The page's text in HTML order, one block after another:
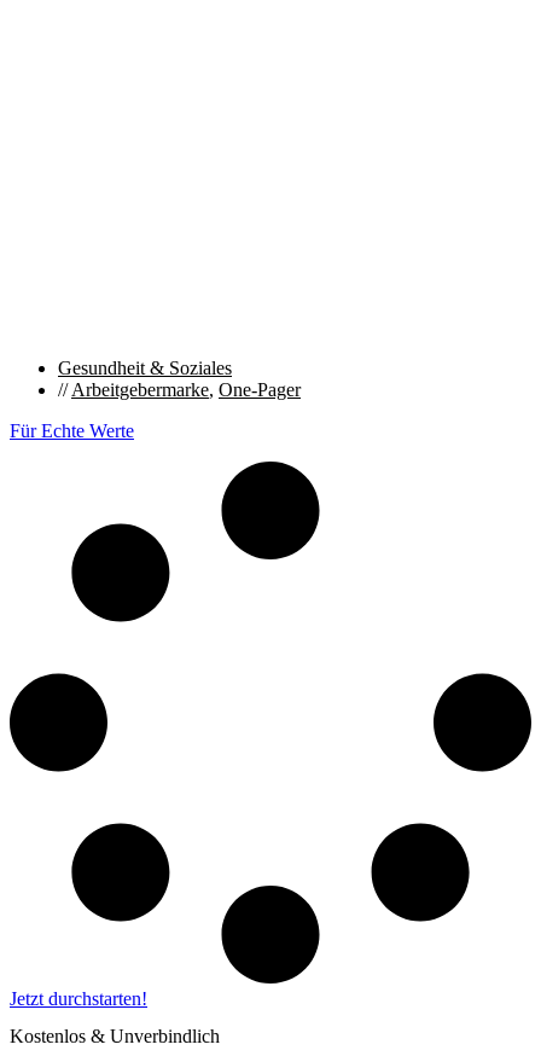
Gesundheit & Soziales
// Arbeitgebermarke, One-Pager
Für Echte Werte
Jetzt durchstarten!
Kostenlos & Unverbindlich